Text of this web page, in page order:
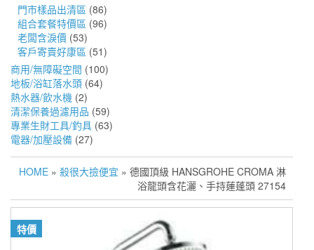
門市樣品出清區 (86)
組合套餐特價區 (96)
老闆含淚價 (53)
客戶寄賣好康區 (51)
商用/無障礙空間 (100)
地板/浴缸落水頭 (64)
熱水器/飲水機 (2)
清潔保養過濾用品 (59)
專業生財工具/釣具 (63)
電器/加壓設備 (27)
HOME » 殺很大撿便宜 » 德國頂級 HANSGROHE CROMA 淋
浴龍頭含花灑、手持蓮蓬頭 27154
特價